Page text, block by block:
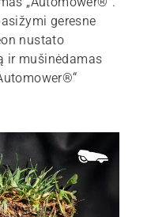
geresne
nustato
ir mušinėdamas